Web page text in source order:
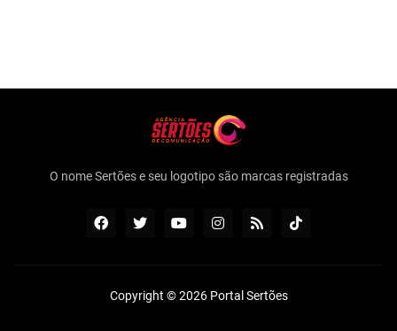
O nome Sertões e seu logotipo são marcas registradas
Copyright ©2026 Portal Sertões